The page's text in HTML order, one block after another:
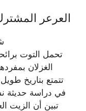
العرعر
تتمتع بتاريخ
في دراسة حديثة
تبين أن الزيت